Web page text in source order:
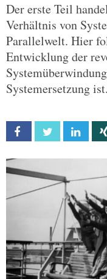
Der erste Teil
Verhältnis von
Parallelwelt. Hier
Entwicklung der
Systemersetzung ist.
Facebook Twitter